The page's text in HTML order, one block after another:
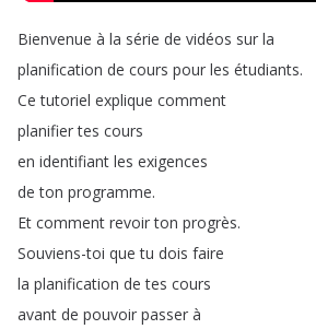
Bienvenue à la série de vidéos sur la
planification de cours pour les étudiants.
Ce tutoriel explique comment
planifier tes cours
en identifiant les exigences
de ton programme.
Et comment revoir ton progrès.
Souviens-toi que tu dois faire
la planification de tes cours
avant de pouvoir passer à